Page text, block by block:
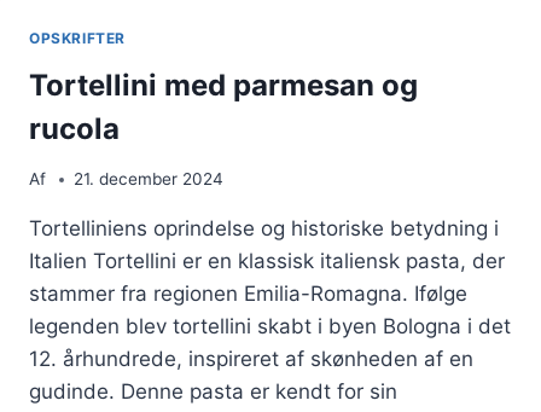
OPSKRIFTER
Tortellini med parmesan og
rucola
Af 21. december 2024
Tortelliniens oprindelse og historiske betydning i
Italien Tortellini er en klassisk italiensk pasta, der
stammer fra regionen Emilia-Romagna. Ifølge
legenden blev tortellini skabt i byen Bologna i det
12. århundrede, inspireret af skønheden af en
gudinde. Denne pasta er kendt for sin